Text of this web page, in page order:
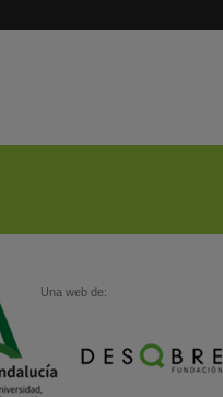
Una web de: